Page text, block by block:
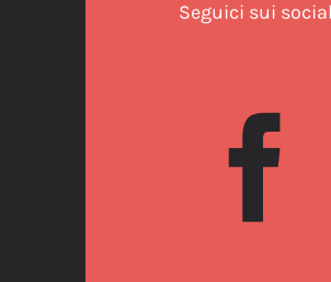
Seguici sui